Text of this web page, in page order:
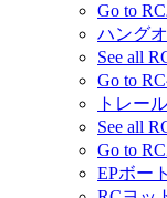
Go to
ハング
See all
Go to
トレー
See all
Go to
EPボート